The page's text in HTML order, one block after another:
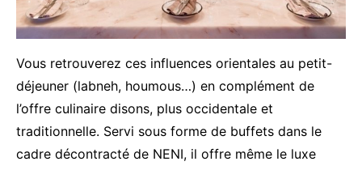
Vous retrouverez ces influences orientales au petit-
déjeuner (labneh, houmous…) en complément de
l’offre culinaire disons, plus occidentale et
traditionnelle. Servi sous forme de buffets dans le
cadre décontracté de NENI, il offre même le luxe